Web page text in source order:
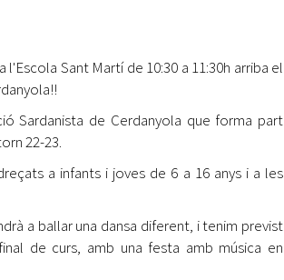
opta a més de 5 milions d'euros del Pla de
les Fontetes, Quatre Cantons i
l'avinguda Catalunya
el cartell de la seva 16a edició i dona el
reparteix ulleres gratuïtes per veure
l'Escola Sant Martí de 10:30 a 11:30h arriba el
Sardanista de Cerdanyola que forma part
22-23.
a infants i joves de 6 a 16 anys i a les
a ballar una dansa diferent, i tenim previst
de curs, amb una festa amb música en